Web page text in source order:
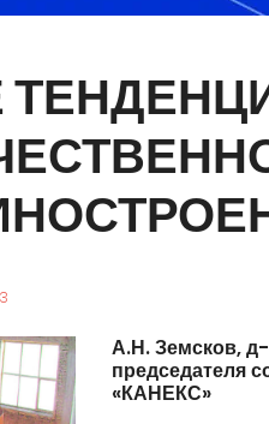
А.Н.Земсков,
председателя
«КАНЕКС»